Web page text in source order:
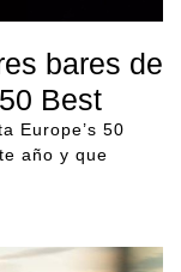
bares de
Best
Europe’s 50
año y que